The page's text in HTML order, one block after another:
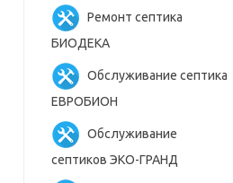
Ремонт септика
БИОДЕКА
Обслуживание септика
ЕВРОБИОН
Обслуживание
септиков ЭКО-ГРАНД